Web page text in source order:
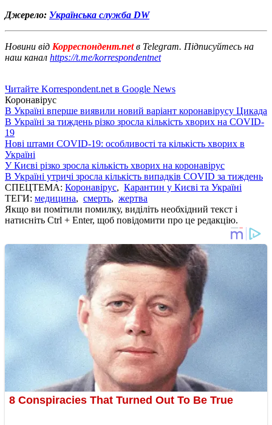
Джерело: Українська служба DW
Новини від Корреспондент.netв Telegram. Підписуйтесь на
наш канал https://t.me/korrespondentnet
Читайте Korrespondent.net в Google News
Коронавірус
В Україні вперше виявили новий варіант коронавірусу Цикада
В Україні за тиждень різко зросла кількість хворих на COVID-
19
Нові штами COVID-19: особливості та кількість хворих в
Україні
У Києві різко зросла кількість хворих на коронавірус
В Україні утричі зросла кількість випадків COVID за тиждень
СПЕЦТЕМА: Коронавірус, Карантин у Києві та Україні
ТЕГИ: медицина, смерть, жертва
Якщо ви помітили помилку, виділіть необхідний текст і
натисніть Ctrl + Enter, щоб повідомити про це редакцію.